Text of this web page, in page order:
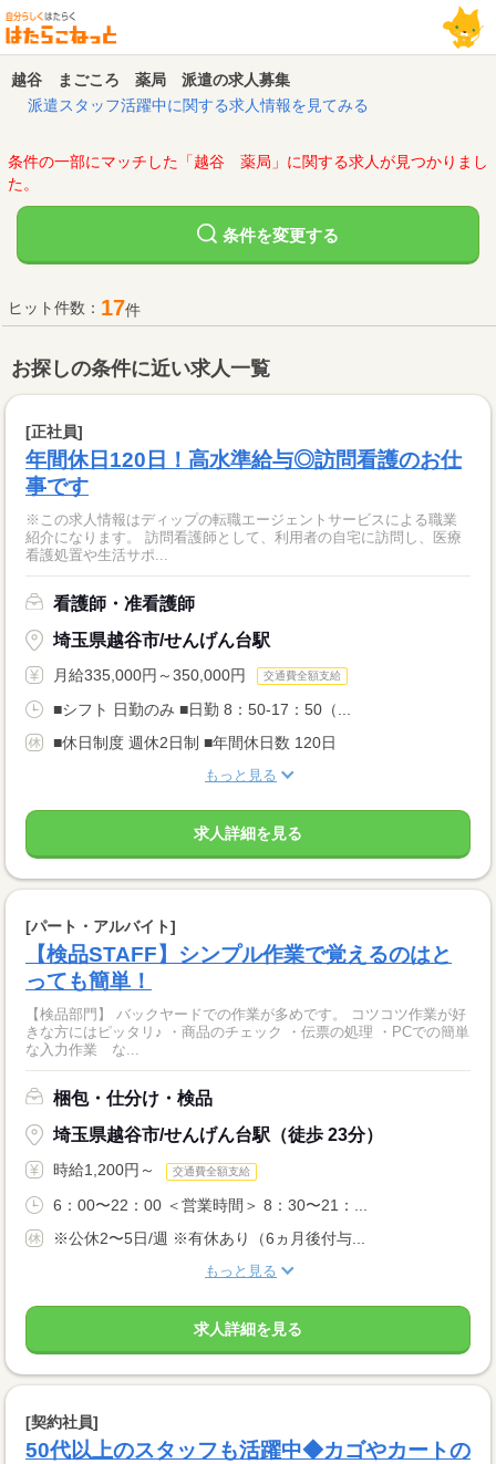
越谷 まごころ 薬局 派遣の求人募集
派遣スタッフ活躍中に関する求人情報を見てみる
条件の一部にマッチした「越谷 薬局」に関する求人が見つかりまし
た。
条件を変更する
ヒット件数： 17件
お探しの条件に近い求人一覧
[正社員]
年間休日120日！高水準給与◎訪問看護のお仕
事です
※この求人情報はディップの転職エージェントサービスによる職業
紹介になります。 訪問看護師として、利用者の自宅に訪問し、医療
看護処置や生活サポ...
看護師・准看護師
埼玉県越谷市/せんげん台駅
月給335,000円～350,000円 交通費全額支給
■シフト 日勤のみ ■日勤 8：50-17：50（...
■休日制度 週休2日制 ■年間休日数 120日
もっと見る
求人詳細を見る
[パート・アルバイト]
【検品STAFF】シンプル作業で覚えるのはと
っても簡単！
【検品部門】 バックヤードでの作業が多めです。 コツコツ作業が好
きな方にはピッタリ♪ ・商品のチェック ・伝票の処理 ・PCでの簡単
な入力作業 な...
梱包・仕分け・検品
埼玉県越谷市/せんげん台駅（徒歩 23分）
時給1,200円～ 交通費全額支給
6：00〜22：00 ＜営業時間＞ 8：30〜21：...
※公休2〜5日/週 ※有休あり（6ヵ月後付与...
もっと見る
求人詳細を見る
[契約社員]
50代以上のスタッフも活躍中◆カゴやカートの